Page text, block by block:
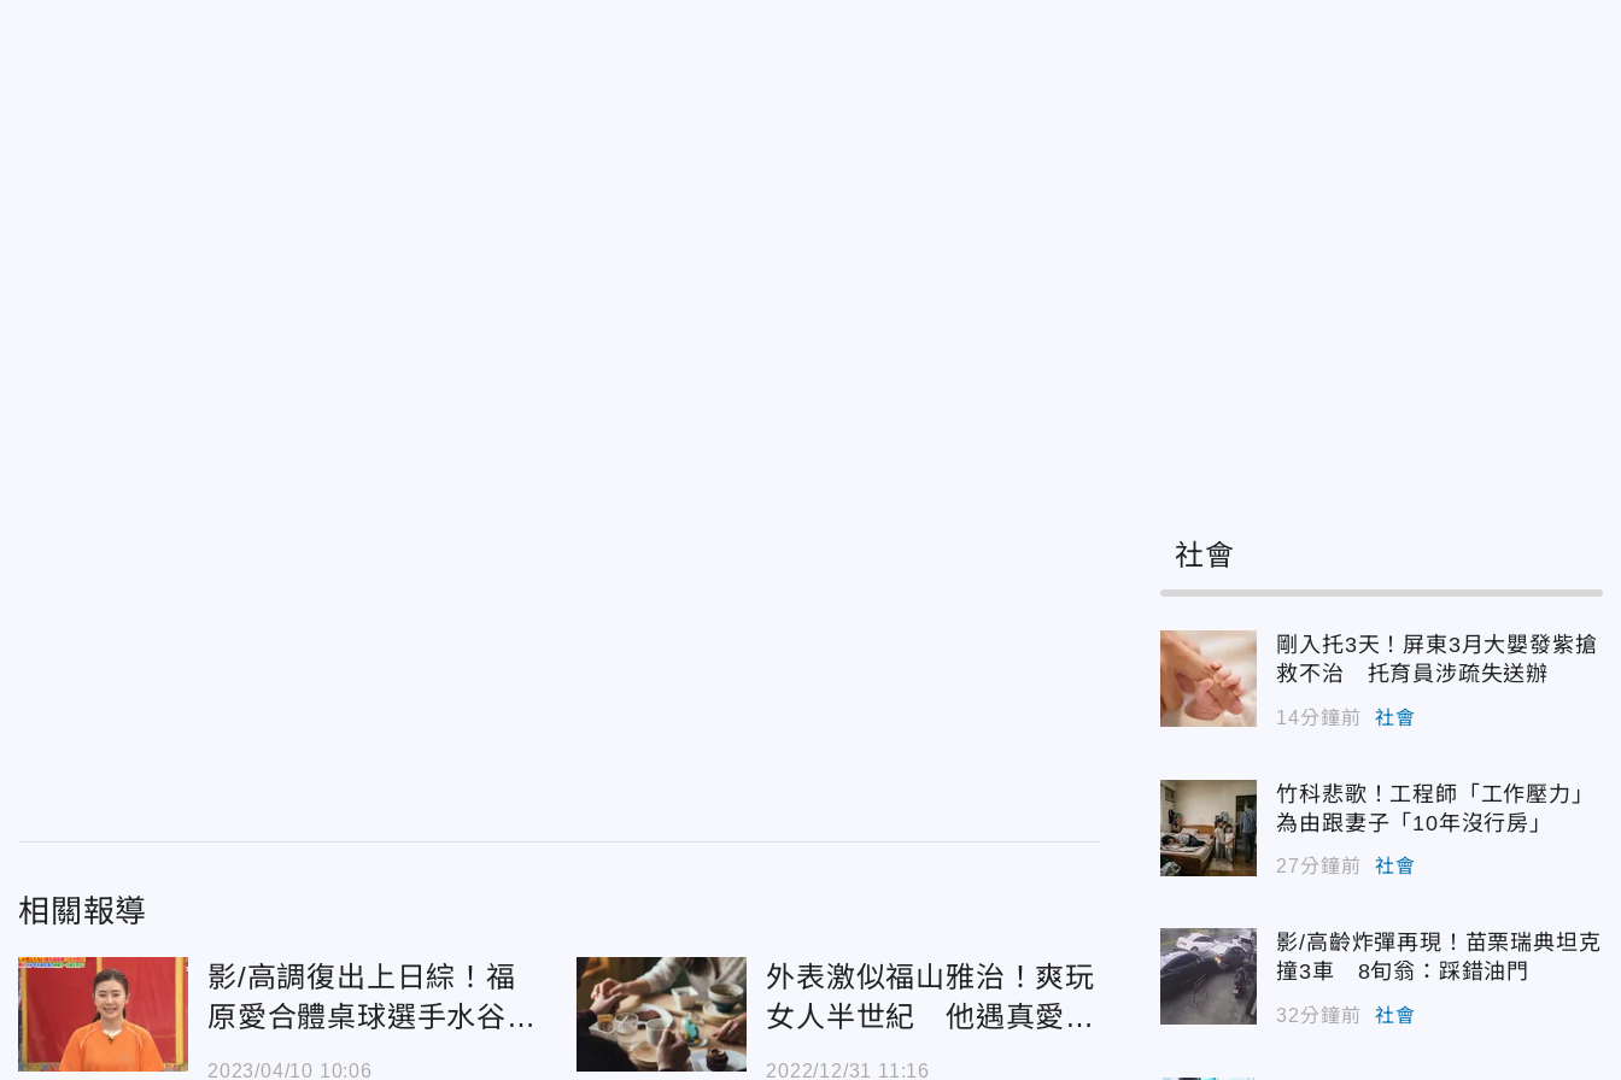
相關報導
影/高調復出上日綜！福
原愛合體桌球選手水谷
隼 日網友不買單：不想
2023/04/10 10:06
外表激似福山雅治！爽玩
女人半世紀 他遇真愛
「金盆洗手」報應下秒來
2022/12/31 11:16
社會
剛入托3天！屏東3月大嬰發紫搶
救不治 托育員涉疏失送辦
14分鐘前 社會
竹科悲歌！工程師「工作壓力」
為由跟妻子「10年沒行房」
27分鐘前 社會
影/高齡炸彈再現！苗栗瑞典坦克
撞3車 8旬翁：踩錯油門
32分鐘前 社會